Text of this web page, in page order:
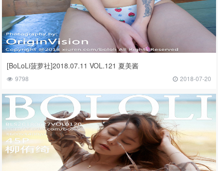
[BoLoLi菠萝社]2018.07.11 VOL.121 夏美酱
9798 2018-07-20